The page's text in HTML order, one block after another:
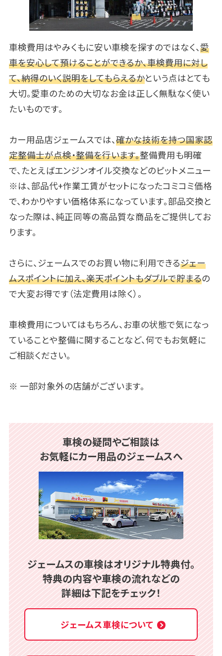
車検費用はやみくもに安い車検を探すのではなく、愛
車を安心して預けることができるか、車検費用に対し
て、納得のいく説明をしてもらえるかという点はとても
大切。愛車のための大切なお金は正しく無駄なく使い
たいものです。
カー用品店ジェームスでは、確かな技術を持つ国家認
定整備士が点検・整備を行います。整備費用も明確
で、たとえばエンジンオイル交換などのピットメニュー
※は、部品代+作業工賃がセットになったコミコミ価格
で、わかりやすい価格体系になっています。部品交換と
なった際は、純正同等の高品質な商品をご提供してお
ります。
さらに、ジェームスでのお買い物に利用できるジェー
ムスポイントに加え、楽天ポイントもダブルで貯まるの
で大変お得です（法定費用は除く）。
車検費用についてはもちろん、お車の状態で気になっ
ていることや整備に関することなど、何でもお気軽に
ご相談ください。
※ 一部対象外の店舗がございます。
車検の疑問やご相談は
お気軽にカー用品のジェームスへ
ジェームスの車検はオリジナル特典付。
特典の内容や車検の流れなどの
詳細は下記をチェック！
ジェームス車検について